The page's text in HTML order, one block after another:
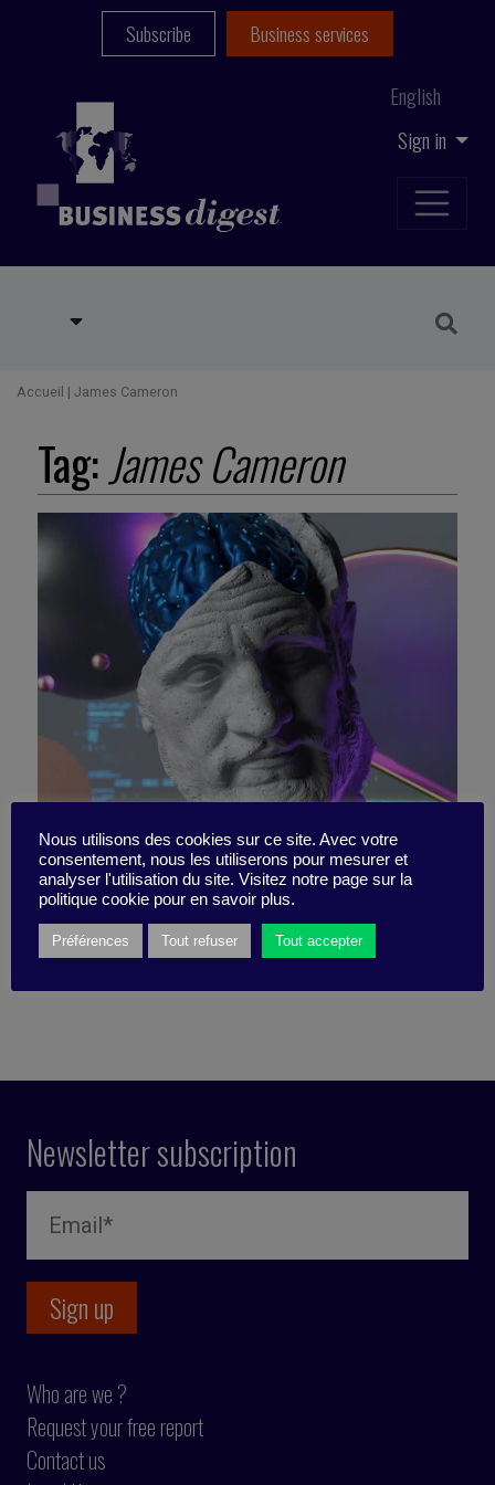
Sign in
English
Subscribe Business services
Accueil | James Cameron
Tag:James Cameron
6 books to counter Skynet
17 June 2024
Newsletter subscription
Who are we ?
Request your free report
Contact us
Nous utilisons des cookies sur ce site. Avec votre
consentement, nous les utiliserons pour mesurer et
analyser l'utilisation du site. Visitez notre page sur la
politique cookie pour en savoir plus.
Préférences Tout refuser Tout accepter